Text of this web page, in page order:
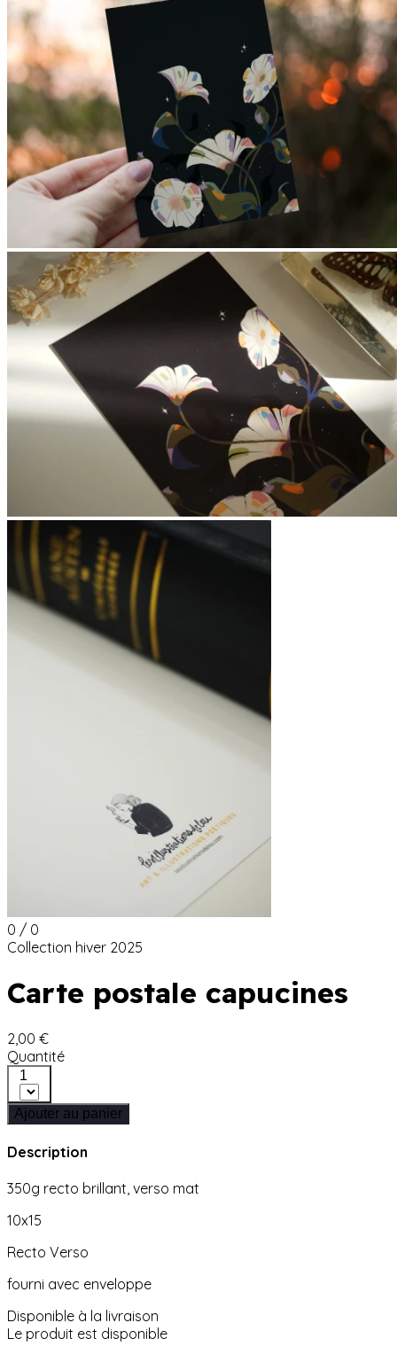
0 / 0
Collection hiver 2025
Carte postale capucines
2,00 €
Quantité
1
Ajouter au panier
Description
350g recto brillant, verso mat
10x15
Recto Verso
fourni avec enveloppe
Disponible à la livraison
Le produit est disponible